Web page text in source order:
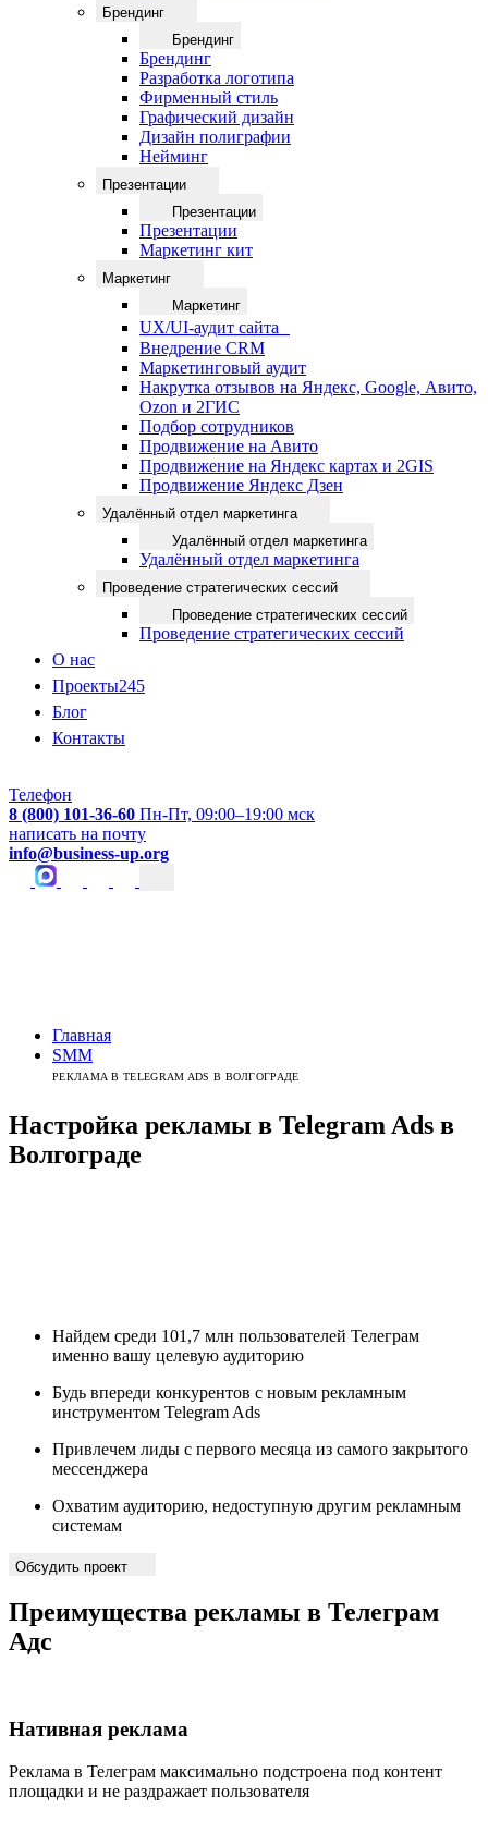
Брендинг
Брендинг
Брендинг
Разработка логотипа
Фирменный стиль
Графический дизайн
Дизайн полиграфии
Нейминг
Презентации
Презентации
Презентации
Маркетинг кит
Маркетинг
Маркетинг
UX/UI-аудит сайта
Внедрение CRM
Маркетинговый аудит
Накрутка отзывов на Яндекс, Google, Авито,
Ozon и 2ГИС
Подбор сотрудников
Продвижение на Авито
Продвижение на Яндекс картах и 2GIS
Продвижение Яндекс Дзен
Удалённый отдел маркетинга
Удалённый отдел маркетинга
Удалённый отдел маркетинга
Проведение стратегических сессий
Проведение стратегических сессий
Проведение стратегических сессий
О нас
Проекты245
Блог
Контакты
Телефон
8 (800) 101-36-60 Пн-Пт, 09:00–19:00 мск
написать на почту
info@business-up.org
Главная
SMM
РЕКЛАМА В TELEGRAM ADS В ВОЛГОГРАДЕ
Настройка рекламы в Telegram Ads в
Волгограде
Найдем среди 101,7 млн пользователей Телеграм
именно вашу целевую аудиторию
Будь впереди конкурентов с новым рекламным
инструментом Telegram Ads
Привлечем лиды с первого месяца из самого закрытого
мессенджера
Охватим аудиторию, недоступную другим рекламным
системам
Обсудить проект
Преимущества рекламы в Телеграм
Адс
Нативная реклама
Реклама в Телеграм максимально подстроена под контент
площадки и не раздражает пользователя